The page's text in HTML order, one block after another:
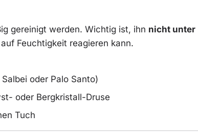
gereinigt werden. Wichtig ist, ihn nicht unter
Feuchtigkeit reagieren kann.
oder Palo Santo)
oder Bergkristall-Druse
Tuch